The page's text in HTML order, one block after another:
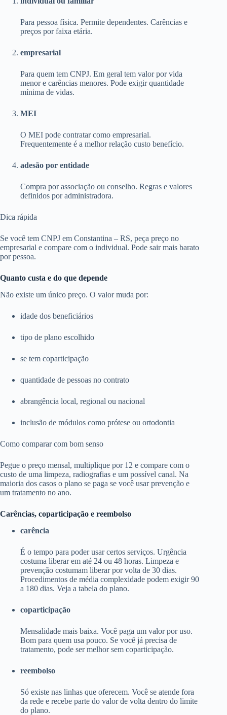
Para pessoa física. Permite dependentes. Carências e
preços por faixa etária.
empresarial
Para quem tem CNPJ. Em geral tem valor por vida
menor e carências menores. Pode exigir quantidade
mínima de vidas.
MEI
O MEI pode contratar como empresarial.
Frequentemente é a melhor relação custo benefício.
adesão por entidade
Compra por associação ou conselho. Regras e valores
definidos por administradora.
Dica rápida
Se você tem CNPJ em Constantina – RS, peça preço no
empresarial e compare com o individual. Pode sair mais barato
por pessoa.
Quanto custa e do que depende
Não existe um único preço. O valor muda por:
idade dos beneficiários
tipo de plano escolhido
se tem coparticipação
quantidade de pessoas no contrato
abrangência local, regional ou nacional
inclusão de módulos como prótese ou ortodontia
Como comparar com bom senso
Pegue o preço mensal, multiplique por 12 e compare com o
custo de uma limpeza, radiografias e um possível canal. Na
maioria dos casos o plano se paga se você usar prevenção e
um tratamento no ano.
Carências, coparticipação e reembolso
carência
É o tempo para poder usar certos serviços. Urgência
costuma liberar em até 24 ou 48 horas. Limpeza e
prevenção costumam liberar por volta de 30 dias.
Procedimentos de média complexidade podem exigir 90
a 180 dias. Veja a tabela do plano.
coparticipação
Mensalidade mais baixa. Você paga um valor por uso.
Bom para quem usa pouco. Se você já precisa de
tratamento, pode ser melhor sem coparticipação.
reembolso
Só existe nas linhas que oferecem. Você se atende fora
da rede e recebe parte do valor de volta dentro do limite
do plano.